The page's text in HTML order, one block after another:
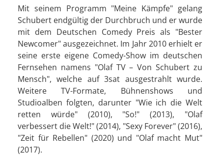
Mit seinem Programm "Meine Kämpfe" gelang
Schubert endgültig der Durchbruch und er wurde
mit dem Deutschen Comedy Preis als "Bester
Newcomer" ausgezeichnet. Im Jahr 2010 erhielt er
seine erste eigene Comedy-Show im deutschen
Fernsehen namens "Olaf TV – Von Schubert zu
Mensch", welche auf 3sat ausgestrahlt wurde.
Weitere TV-Formate, Bühnenshows und
Studioalben folgten, darunter "Wie ich die Welt
retten würde" (2010), "So!" (2013), "Olaf
verbessert die Welt!" (2014), "Sexy Forever" (2016),
"Zeit für Rebellen" (2020) und "Olaf macht Mut"
(2017).